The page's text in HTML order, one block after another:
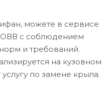
можете в сервисе
с соблюдением
и требований.
на кузовном
по замене крыла.